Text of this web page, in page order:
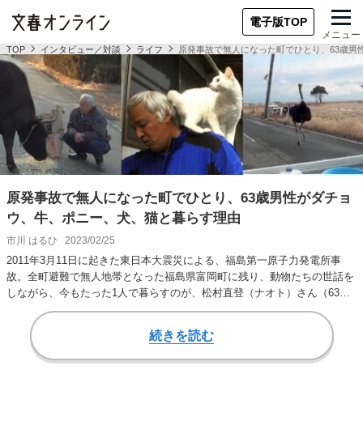
電子版TOP
メニュー
TOP インタビュー／対談 ライフ 原発事故で無人になった町でひとり、63歳
原発事故で無人になった町でひとり、63歳男性がダチョ
ウ、牛、ポニー、犬、猫と暮らす理由
市川 はるひ 2023/02/25
2011年3月11日に起きた東日本大震災による、福島第一原子力発電所事
故。全町避難で無人地帯となった福島県富岡町に残り、動物たちの世話を
しながら、今もたった1人で暮らすのが、松村直登（ナオト）さん（63）
だ。 そん…
続きを読む